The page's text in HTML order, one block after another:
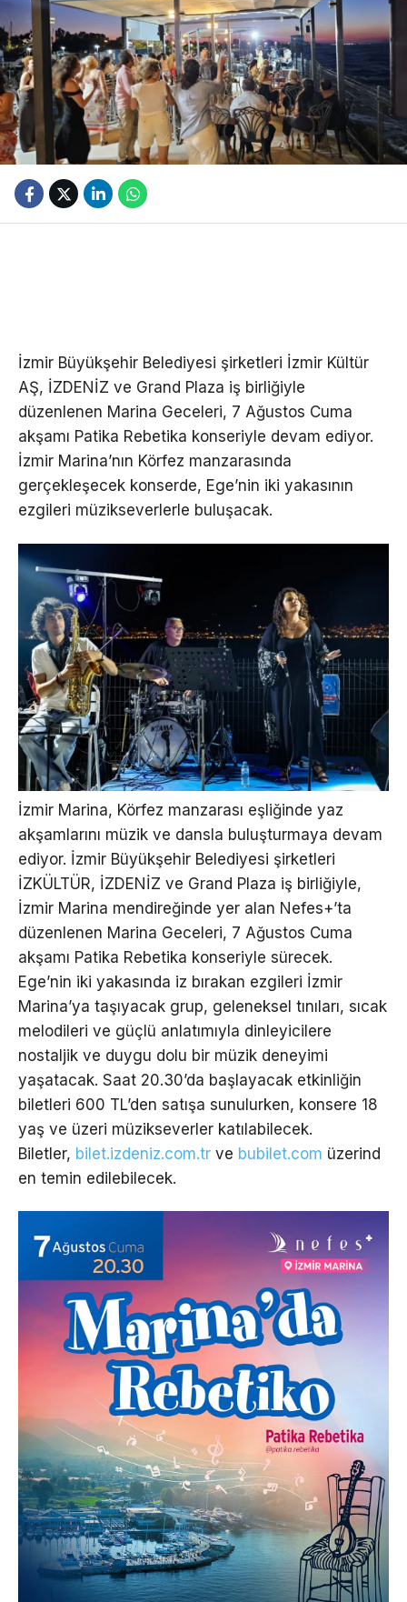
İzmir Büyükşehir Belediyesi şirketleri İzmir Kültür
AŞ, İZDENİZ ve Grand Plaza iş birliğiyle
düzenlenen Marina Geceleri, 7 Ağustos Cuma
akşamı Patika Rebetika konseriyle devam ediyor.
İzmir Marina’nın Körfez manzarasında
gerçekleşecek konserde, Ege’nin iki yakasının
ezgileri müzikseverlerle buluşacak.
İzmir Marina, Körfez manzarası eşliğinde yaz
akşamlarını müzik ve dansla buluşturmaya devam
ediyor. İzmir Büyükşehir Belediyesi şirketleri
İZKÜLTÜR, İZDENİZ ve Grand Plaza iş birliğiyle,
İzmir Marina mendireğinde yer alan Nefes+’ta
düzenlenen Marina Geceleri, 7 Ağustos Cuma
akşamı Patika Rebetika konseriyle sürecek.
Ege’nin iki yakasında iz bırakan ezgileri İzmir
Marina’ya taşıyacak grup, geleneksel tınıları, sıcak
melodileri ve güçlü anlatımıyla dinleyicilere
nostaljik ve duygu dolu bir müzik deneyimi
yaşatacak. Saat 20.30’da başlayacak etkinliğin
biletleri 600 TL’den satışa sunulurken, konsere 18
yaş ve üzeri müzikseverler katılabilecek.
Biletler, bilet.izdeniz.com.tr ve bubilet.com üzerind
en temin edilebilecek.